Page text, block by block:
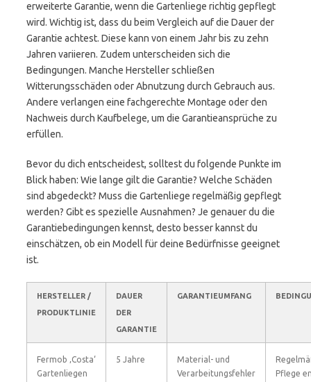
erweiterte Garantie, wenn die Gartenliege richtig gepflegt
wird. Wichtig ist, dass du beim Vergleich auf die Dauer der
Garantie achtest. Diese kann von einem Jahr bis zu zehn
Jahren variieren. Zudem unterscheiden sich die
Bedingungen. Manche Hersteller schließen
Witterungsschäden oder Abnutzung durch Gebrauch aus.
Andere verlangen eine fachgerechte Montage oder den
Nachweis durch Kaufbelege, um die Garantieansprüche zu
erfüllen.
Bevor du dich entscheidest, solltest du folgende Punkte im
Blick haben: Wie lange gilt die Garantie? Welche Schäden
sind abgedeckt? Muss die Gartenliege regelmäßig gepflegt
werden? Gibt es spezielle Ausnahmen? Je genauer du die
Garantiebedingungen kennst, desto besser kannst du
einschätzen, ob ein Modell für deine Bedürfnisse geeignet
ist.
HERSTELLER /
PRODUKTLINIE
DAUER
DER
GARANTIE
GARANTIEUMFANG
Fermob ‚Costa‘
Gartenliegen
5 Jahre
Material- und
Verarbeitungsfehler
Pflege